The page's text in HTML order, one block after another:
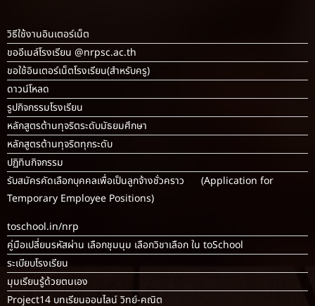
วิธีใช้งานอินเตอร์เน็ต
ขออีเมล์โรงเรียน @nrpsc.ac.th
ขอใช้อินเตอร์เน็ตโรงเรียน(สำหรับครู)
ดาวน์โหลด
รูปกิจกรรมโรงเรียน
หลักสูตรต้านทุจริตระดับมัธยมศึกษา
หลักสูตรต้านทุจริตทุกระดับ
ปฏิทินกิจกรรม
รับสมัครคัดเลือกบุคคลเพื่อเป็นลูกจ้างชั่วคราว (Application for
Temporary Employee Positions)
toschool.in/nrp
คู่มือเปลี่ยนรหัสผ่าน เลือกชุมนุม เลือกวิชาเลือก ใน toSchool
ระเบียบโรงเรียน
มุมเรียนรู้ด้วยตนเอง
Project14 บทเรียนออนไลน์ วิทย์-คณิต